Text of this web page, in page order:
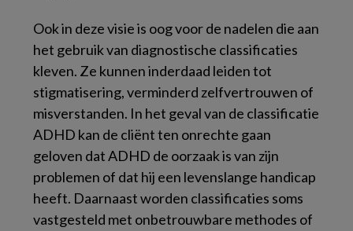
Ook in deze visie is oog voor de nadelen die aan
het gebruik van diagnostische classificaties
kleven. Ze kunnen inderdaad leiden tot
stigmatisering, verminderd zelfvertrouwen of
misverstanden. In het geval van de classificatie
ADHD kan de cliënt ten onrechte gaan
geloven dat ADHD de oorzaak is van zijn
problemen of dat hij een levenslange handicap
heeft. Daarnaast worden classificaties soms
vastgesteld met onbetrouwbare methodes of